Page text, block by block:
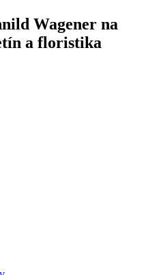
Wagener na
a floristika